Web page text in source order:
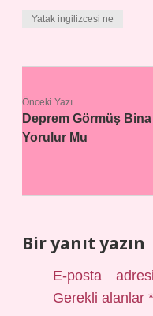
Yatak ingilizcesi ne
Önceki Yazı
Deprem Görmüş Bina
Yorulur Mu
Bir yanıt yazın
E-posta
Gerekli alanlar*